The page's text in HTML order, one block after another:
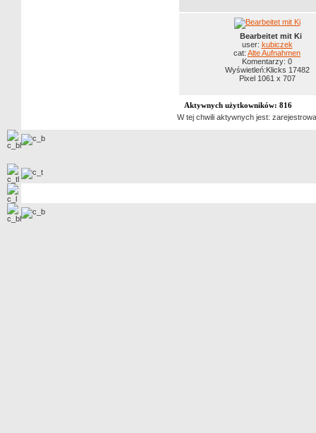
Bearbeitet mit Ki
user: kubiczek
cat: Alte Aufnahmen
Komentarzy: 0
Wyświetleń:Klicks 17482
Pixel 1061 x 707
Aktywnych użytkowników: 816
W tej chwili aktywnych jest: